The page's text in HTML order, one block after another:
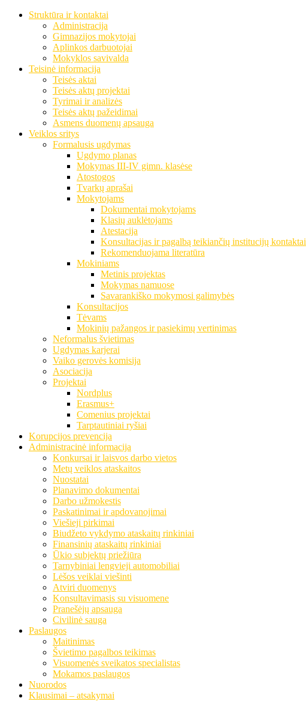
Struktūra ir kontaktai
Administracija
Gimnazijos mokytojai
Aplinkos darbuotojai
Mokyklos savivalda
Teisinė informacija
Teisės aktai
Teisės aktų projektai
Tyrimai ir analizės
Teisės aktų pažeidimai
Asmens duomenų apsauga
Veiklos sritys
Formalusis ugdymas
Ugdymo planas
Mokymas III-IV gimn. klasėse
Atostogos
Tvarkų aprašai
Mokytojams
Dokumentai mokytojams
Klasių auklėtojams
Atestacija
Konsultacijas ir pagalbą teikiančių institucijų kontaktai
Rekomenduojama literatūra
Mokiniams
Metinis projektas
Mokymas namuose
Savarankiško mokymosi galimybės
Konsultacijos
Tėvams
Mokinių pažangos ir pasiekimų vertinimas
Neformalus švietimas
Ugdymas karjerai
Vaiko gerovės komisija
Asociacija
Projektai
Nordplus
Erasmus+
Comenius projektai
Tarptautiniai ryšiai
Korupcijos prevencija
Administracinė informacija
Konkursai ir laisvos darbo vietos
Metų veiklos ataskaitos
Nuostatai
Planavimo dokumentai
Darbo užmokestis
Paskatinimai ir apdovanojimai
Viešieji pirkimai
Biudžeto vykdymo ataskaitų rinkiniai
Finansinių ataskaitų rinkiniai
Ūkio subjektų priežiūra
Tarnybiniai lengvieji automobiliai
Lėšos veiklai viešinti
Atviri duomenys
Konsultavimasis su visuomene
Pranešėjų apsauga
Civilinė sauga
Paslaugos
Maitinimas
Švietimo pagalbos teikimas
Visuomenės sveikatos specialistas
Mokamos paslaugos
Nuorodos
Klausimai – atsakymai